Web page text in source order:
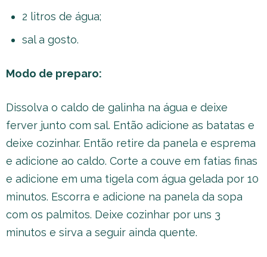
2 litros de água;
sal a gosto.
Modo de preparo:
Dissolva o caldo de galinha na água e deixe
ferver junto com sal. Então adicione as batatas e
deixe cozinhar. Então retire da panela e esprema
e adicione ao caldo. Corte a couve em fatias finas
e adicione em uma tigela com água gelada por 10
minutos. Escorra e adicione na panela da sopa
com os palmitos. Deixe cozinhar por uns 3
minutos e sirva a seguir ainda quente.